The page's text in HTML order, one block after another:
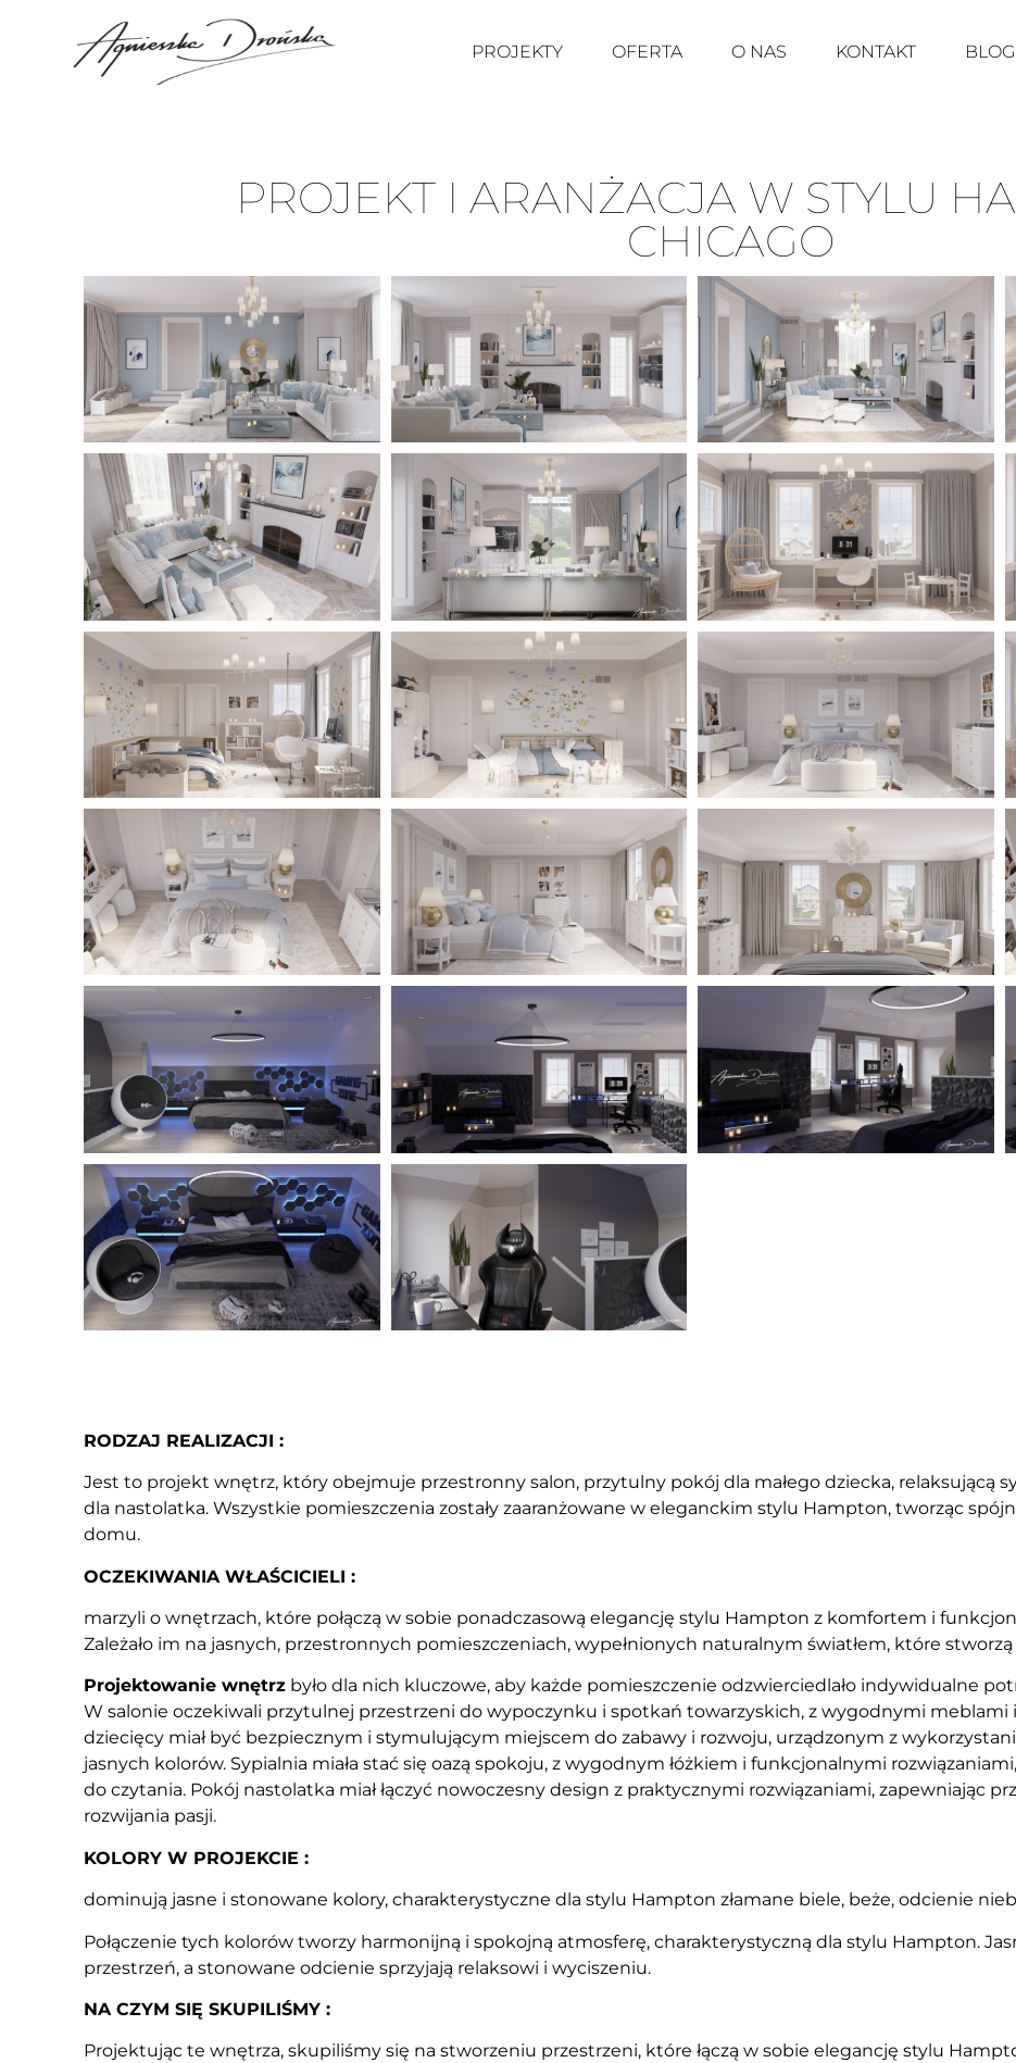
PROJEKTY OFERTA O NAS KONTAKT BLOG
PROJEKT I ARANŻACJA W STYLU
CHICAGO
RODZAJ REALIZACJI :
Jest to projekt wnętrz, który obejmuje przestronny salon, przytulny pokój dla małego dziecka, relaksującą
dla nastolatka. Wszystkie pomieszczenia zostały zaaranżowane w eleganckim stylu Hampton, tworząc
domu.
OCZEKIWANIA WŁAŚCICIELI :
marzyli o wnętrzach, które połączą w sobie ponadczasową elegancję stylu Hampton z komfortem i
Zależało im na jasnych, przestronnych pomieszczeniach, wypełnionych naturalnym światłem, które
Projektowanie wnętrz było dla nich kluczowe, aby każde pomieszczenie odzwierciedlało indywidualne
W salonie oczekiwali przytulnej przestrzeni do wypoczynku i spotkań towarzyskich, z wygodnymi
dziecięcy miał być bezpiecznym i stymulującym miejscem do zabawy i rozwoju, urządzonym z
jasnych kolorów. Sypialnia miała stać się oazą spokoju, z wygodnym łóżkiem i funkcjonalnymi
do czytania. Pokój nastolatka miał łączyć nowoczesny design z praktycznymi rozwiązaniami, zapewniając
rozwijania pasji.
KOLORY W PROJEKCIE :
dominują jasne i stonowane kolory, charakterystyczne dla stylu Hampton złamane biele, beże, odcienie
Połączenie tych kolorów tworzy harmonijną i spokojną atmosferę, charakterystyczną dla stylu Hampton.
przestrzeń, a stonowane odcienie sprzyjają relaksowi i wyciszeniu.
NA CZYM SIĘ SKUPILIŚMY :
Projektując te wnętrza, skupiliśmy się na stworzeniu przestrzeni, które łączą w sobie elegancję stylu